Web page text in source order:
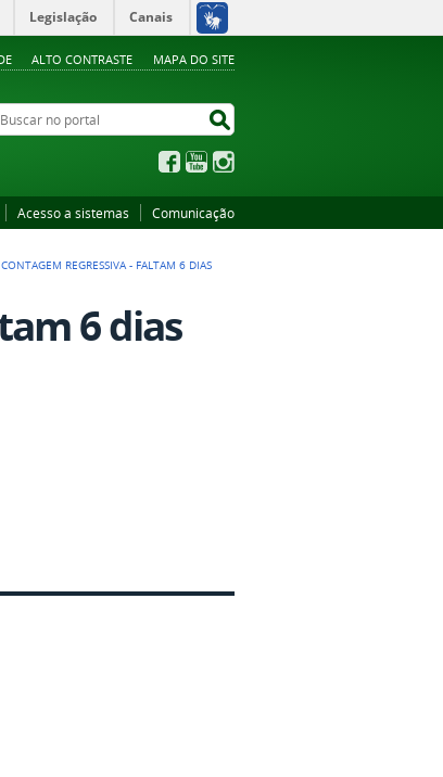
ALTO CONTRASTE MAPA DO SITE
Legislação Canais
Buscar no portal
FacebookYouTube
Acesso a sistemas Comunicação
REGRESSIVA - FALTAM 6 DIAS
6 dias